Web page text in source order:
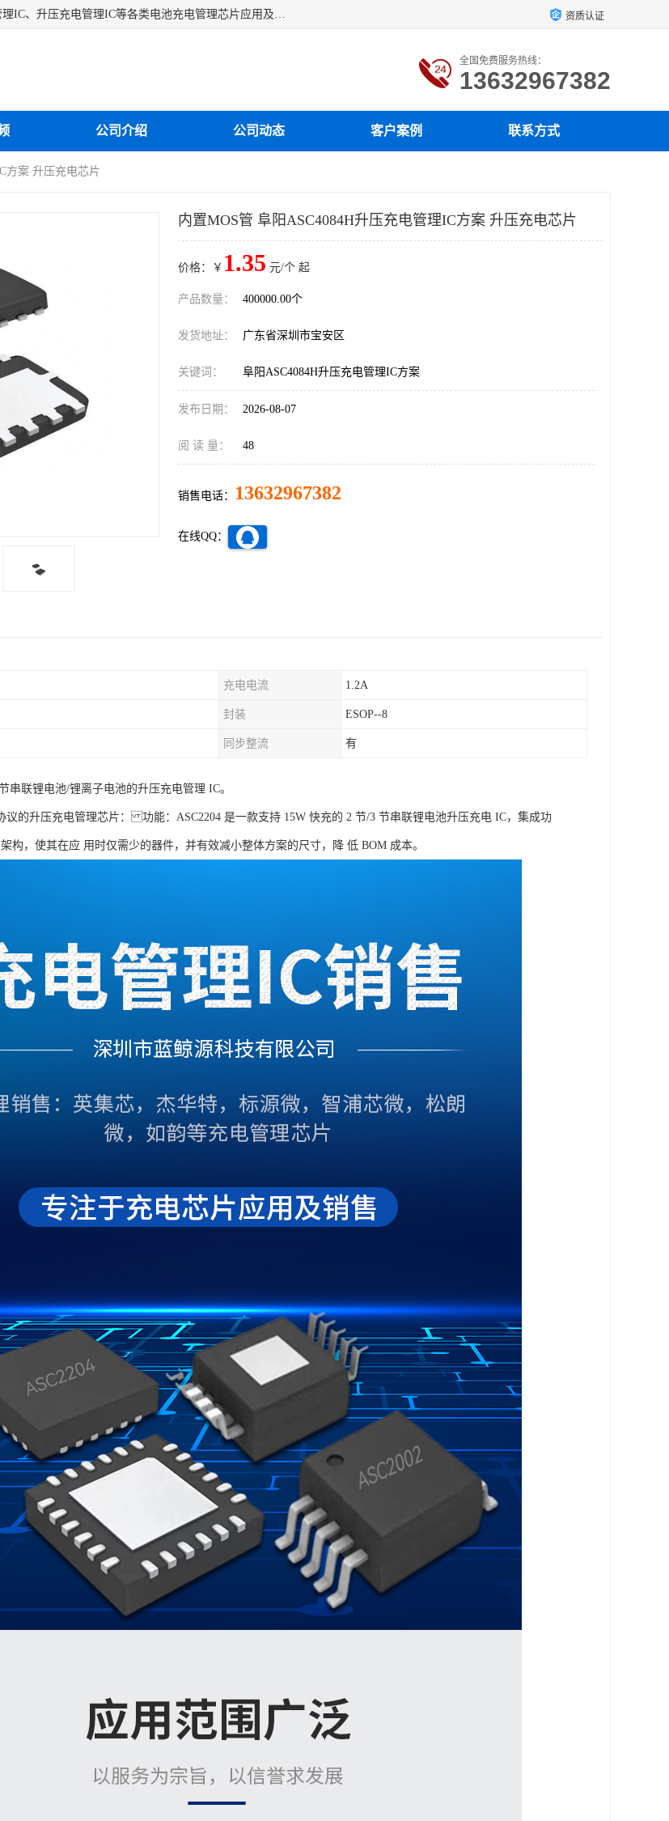
深圳市蓝鲸源科技有限公司是一家专注于开关型充电管理IC、线性充电管理IC、升压充电管理IC等各类电池充电管理芯片应用及芯片销售的企业，多年来公司为众多企业解决充电应用难题，设计缺陷，EMC超量等问题，是一家以充电技术指导为核心的充电芯片销售公司。 资质认证
全国免费服务热线：
13632967382
公司介绍 公司动态 客户案例 联系方式
方案 升压充电芯片
内置MOS管 阜阳ASC4084H升压充电管理IC方案 升压充电芯片
价格：￥ 1.35 元/个 起
产品数量： 400000.00个
发货地址： 广东省深圳市宝安区
关键词： 阜阳ASC4084H升压充电管理IC方案
发布日期： 2026-08-07
阅 读 量： 48
销售电话： 13632967382
在线QQ：
充电电流 1.2A
封装 ESOP--8
同步整流 有
串联锂电池/锂离子电池的升压充电管理 IC。
议的升压充电管理芯片： 功能：ASC2204 是一款支持 15W 快充的 2 节/3 节串联锂电池升压充电 IC，集成功
构，使其在应 用时仅需少的器件，并有效减小整体方案的尺寸，降 低 BOM 成本。